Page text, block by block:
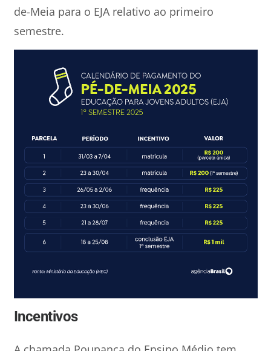
de-Meia para o EJA relativo ao primeiro
semestre.
Incentivos